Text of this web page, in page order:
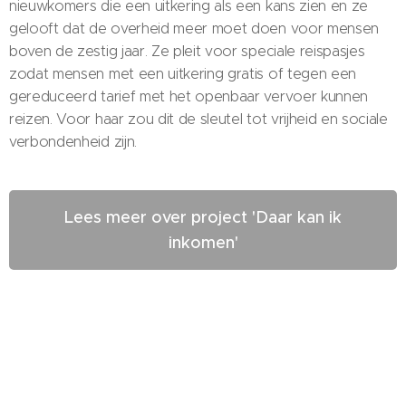
nieuwkomers die een uitkering als een kans zien en ze
gelooft dat de overheid meer moet doen voor mensen
boven de zestig jaar. Ze pleit voor speciale reispasjes
zodat mensen met een uitkering gratis of tegen een
gereduceerd tarief met het openbaar vervoer kunnen
reizen. Voor haar zou dit de sleutel tot vrijheid en sociale
verbondenheid zijn.
Lees meer over project 'Daar kan ik
inkomen'